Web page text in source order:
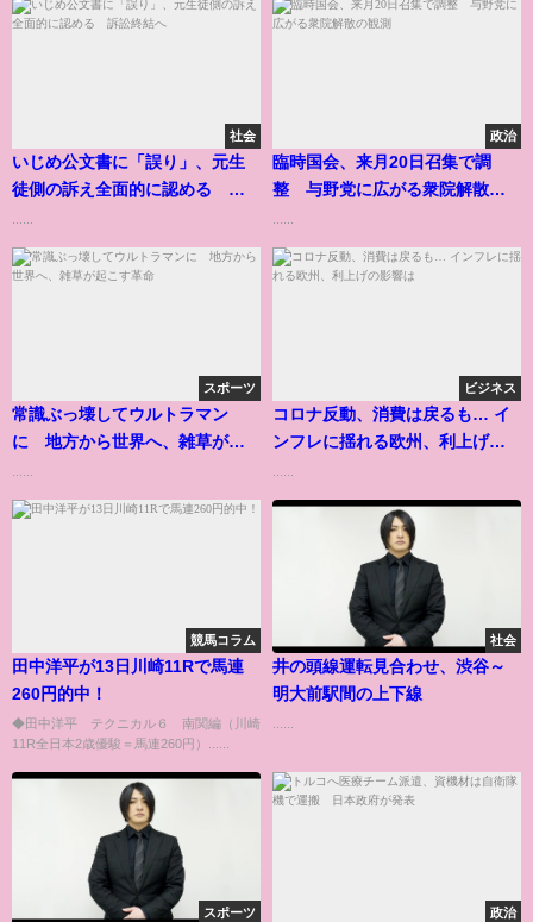
社会
いじめ公文書に「誤り」、元生
徒側の訴え全面的に認める 訴
政治
臨時国会、来月20日召集で調
整 与野党に広がる衆院解散の
スポーツ
常識ぶっ壊してウルトラマン
に 地方から世界へ、雑草が起
ビジネス
コロナ反動、消費は戻るも… イ
ンフレに揺れる欧州、利上げの
競馬コラム
田中洋平が13日川崎11Rで馬連
260円的中！
◆田中洋平 テクニカル６ 南関編（川崎
11R全日本2歳優駿＝馬連260円）......
社会
井の頭線運転見合わせ、渋谷～
明大前駅間の上下線
スポーツ 政治